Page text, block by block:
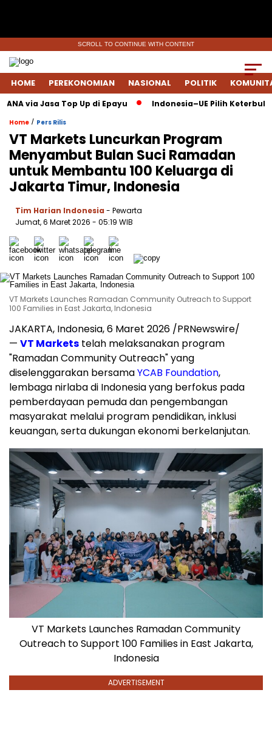
SCROLL TO CONTINUE WITH CONTENT
HOME PEREKONOMIAN NASIONAL POLITIK
via Jasa Top Up di Epayu Indonesia–UE Pilih
Home / Pers Rilis
VT Markets Luncurkan Program
Menyambut Bulan Suci Ramadan
untuk Membantu 100 Keluarga di
Jakarta Timur, Indonesia
Tim Harian Indonesia - Pewarta
Jumat, 6 Maret 2026 - 05:19 WIB
VT Markets Launches Ramadan Community Outreach to Support
100 Families in East Jakarta, Indonesia
JAKARTA, Indonesia, 6 Maret 2026 /PRNewswire/
— VT Markets telah melaksanakan program
"Ramadan Community Outreach" yang
diselenggarakan bersamaYCAB Foundation,
lembaga nirlaba di Indonesia yang berfokus pada
pemberdayaan pemuda dan pengembangan
masyarakat melalui program pendidikan, inklusi
keuangan, serta dukungan ekonomi berkelanjutan.
VT Markets Launches Ramadan Community
Outreach to Support 100 Families in East Jakarta,
Indonesia
ADVERTISEMENT